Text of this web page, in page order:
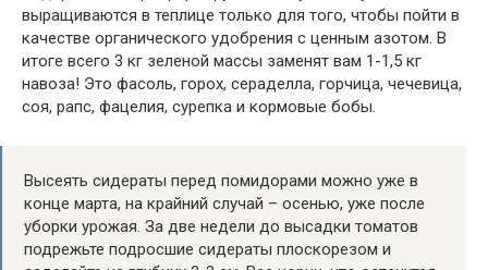
выращиваются в теплице только для того, чтобы пойти в
качестве органического удобрения с ценным азотом. В
итоге всего 3 кг зеленой массы заменят вам 1-1,5 кг
навоза! Это фасоль, горох, сераделла, горчица, чечевица,
соя, рапс, фацелия, сурепка и кормовые бобы.
Высеять сидераты перед помидорами можно уже в
конце марта, на крайний случай – осенью, уже после
уборки урожая. За две недели до высадки томатов
подрежьте подросшие сидераты плоскорезом и